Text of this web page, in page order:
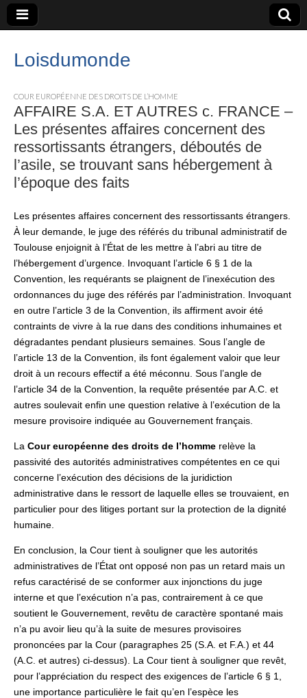
Loisdumonde
COUR EUROPÉENNE DES DROITS DE L’HOMME
AFFAIRE S.A. ET AUTRES c. FRANCE –
Les présentes affaires concernent des
ressortissants étrangers, déboutés de
l’asile, se trouvant sans hébergement à
l’époque des faits
Les présentes affaires concernent des ressortissants étrangers.
À leur demande, le juge des référés du tribunal administratif de
Toulouse enjoignit à l’État de les mettre à l’abri au titre de
l’hébergement d’urgence. Invoquant l’article 6 § 1 de la
Convention, les requérants se plaignent de l’inexécution des
ordonnances du juge des référés par l’administration. Invoquant
en outre l’article 3 de la Convention, ils affirment avoir été
contraints de vivre à la rue dans des conditions inhumaines et
dégradantes pendant plusieurs semaines. Sous l’angle de
l’article 13 de la Convention, ils font également valoir que leur
droit à un recours effectif a été méconnu. Sous l’angle de
l’article 34 de la Convention, la requête présentée par A.C. et
autres soulevait enfin une question relative à l’exécution de la
mesure provisoire indiquée au Gouvernement français.
La Cour européenne des droits de l’homme relève la
passivité des autorités administratives compétentes en ce qui
concerne l’exécution des décisions de la juridiction
administrative dans le ressort de laquelle elles se trouvaient, en
particulier pour des litiges portant sur la protection de la dignité
humaine.
En conclusion, la Cour tient à souligner que les autorités
administratives de l’État ont opposé non pas un retard mais un
refus caractérisé de se conformer aux injonctions du juge
interne et que l’exécution n’a pas, contrairement à ce que
soutient le Gouvernement, revêtu de caractère spontané mais
n’a pu avoir lieu qu’à la suite de mesures provisoires
prononcées par la Cour (paragraphes 25 (S.A. et F.A.) et 44
(A.C. et autres) ci-dessus). La Cour tient à souligner que revêt,
pour l’appréciation du respect des exigences de l’article 6 § 1,
une importance particulière le fait qu’en l’espèce les